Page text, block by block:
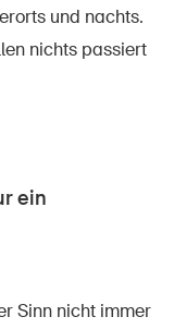
und nachts.
nichts passiert
ein
Sinn nicht immer